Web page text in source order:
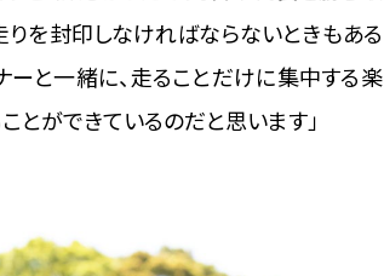
を封印しなければならないときもある
ーと一緒に、走ることだけに集中する楽
とができているのだと思います」